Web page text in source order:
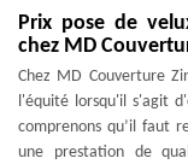
Prix pose de
chez MD
Chez MD Couverture
l'équité lorsqu'il s'agit
comprenons qu’il faut
une prestation de